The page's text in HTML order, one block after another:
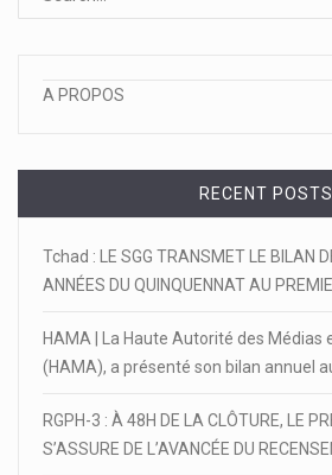
A PROPOS
RECENT POSTS
Tchad : LE SGG TRANSMET LE BILAN
ANNÉES DU QUINQUENNAT AU
HAMA | La Haute Autorité des Médias
(HAMA), a présenté son bilan annuel
RGPH-3 : À 48H DE LA CLÔTURE, LE
S’ASSURE DE L’AVANCÉE DU